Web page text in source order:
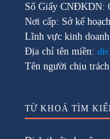
Số Giấy CNĐKDN:
Nơi cấp: Sở kế
Lĩnh vực kinh
Địa chỉ tên miền:
Tên người chịu
TỪ KHOÁ TÌM